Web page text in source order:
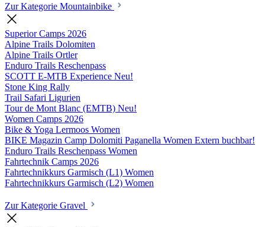
Zur Kategorie Mountainbike
Superior Camps 2026
Alpine Trails Dolomiten
Alpine Trails Ortler
Enduro Trails Reschenpass
SCOTT E-MTB Experience Neu!
Stone King Rally
Trail Safari Ligurien
Tour de Mont Blanc (EMTB) Neu!
Women Camps 2026
Bike & Yoga Lermoos Women
BIKE Magazin Camp Dolomiti Paganella Women Extern buchbar!
Enduro Trails Reschenpass Women
Fahrtechnik Camps 2026
Fahrtechnikkurs Garmisch (L1) Women
Fahrtechnikkurs Garmisch (L2) Women
Zur Kategorie Gravel